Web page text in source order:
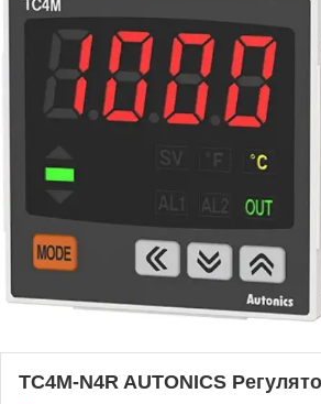
TC4M-N4R AUTONICS